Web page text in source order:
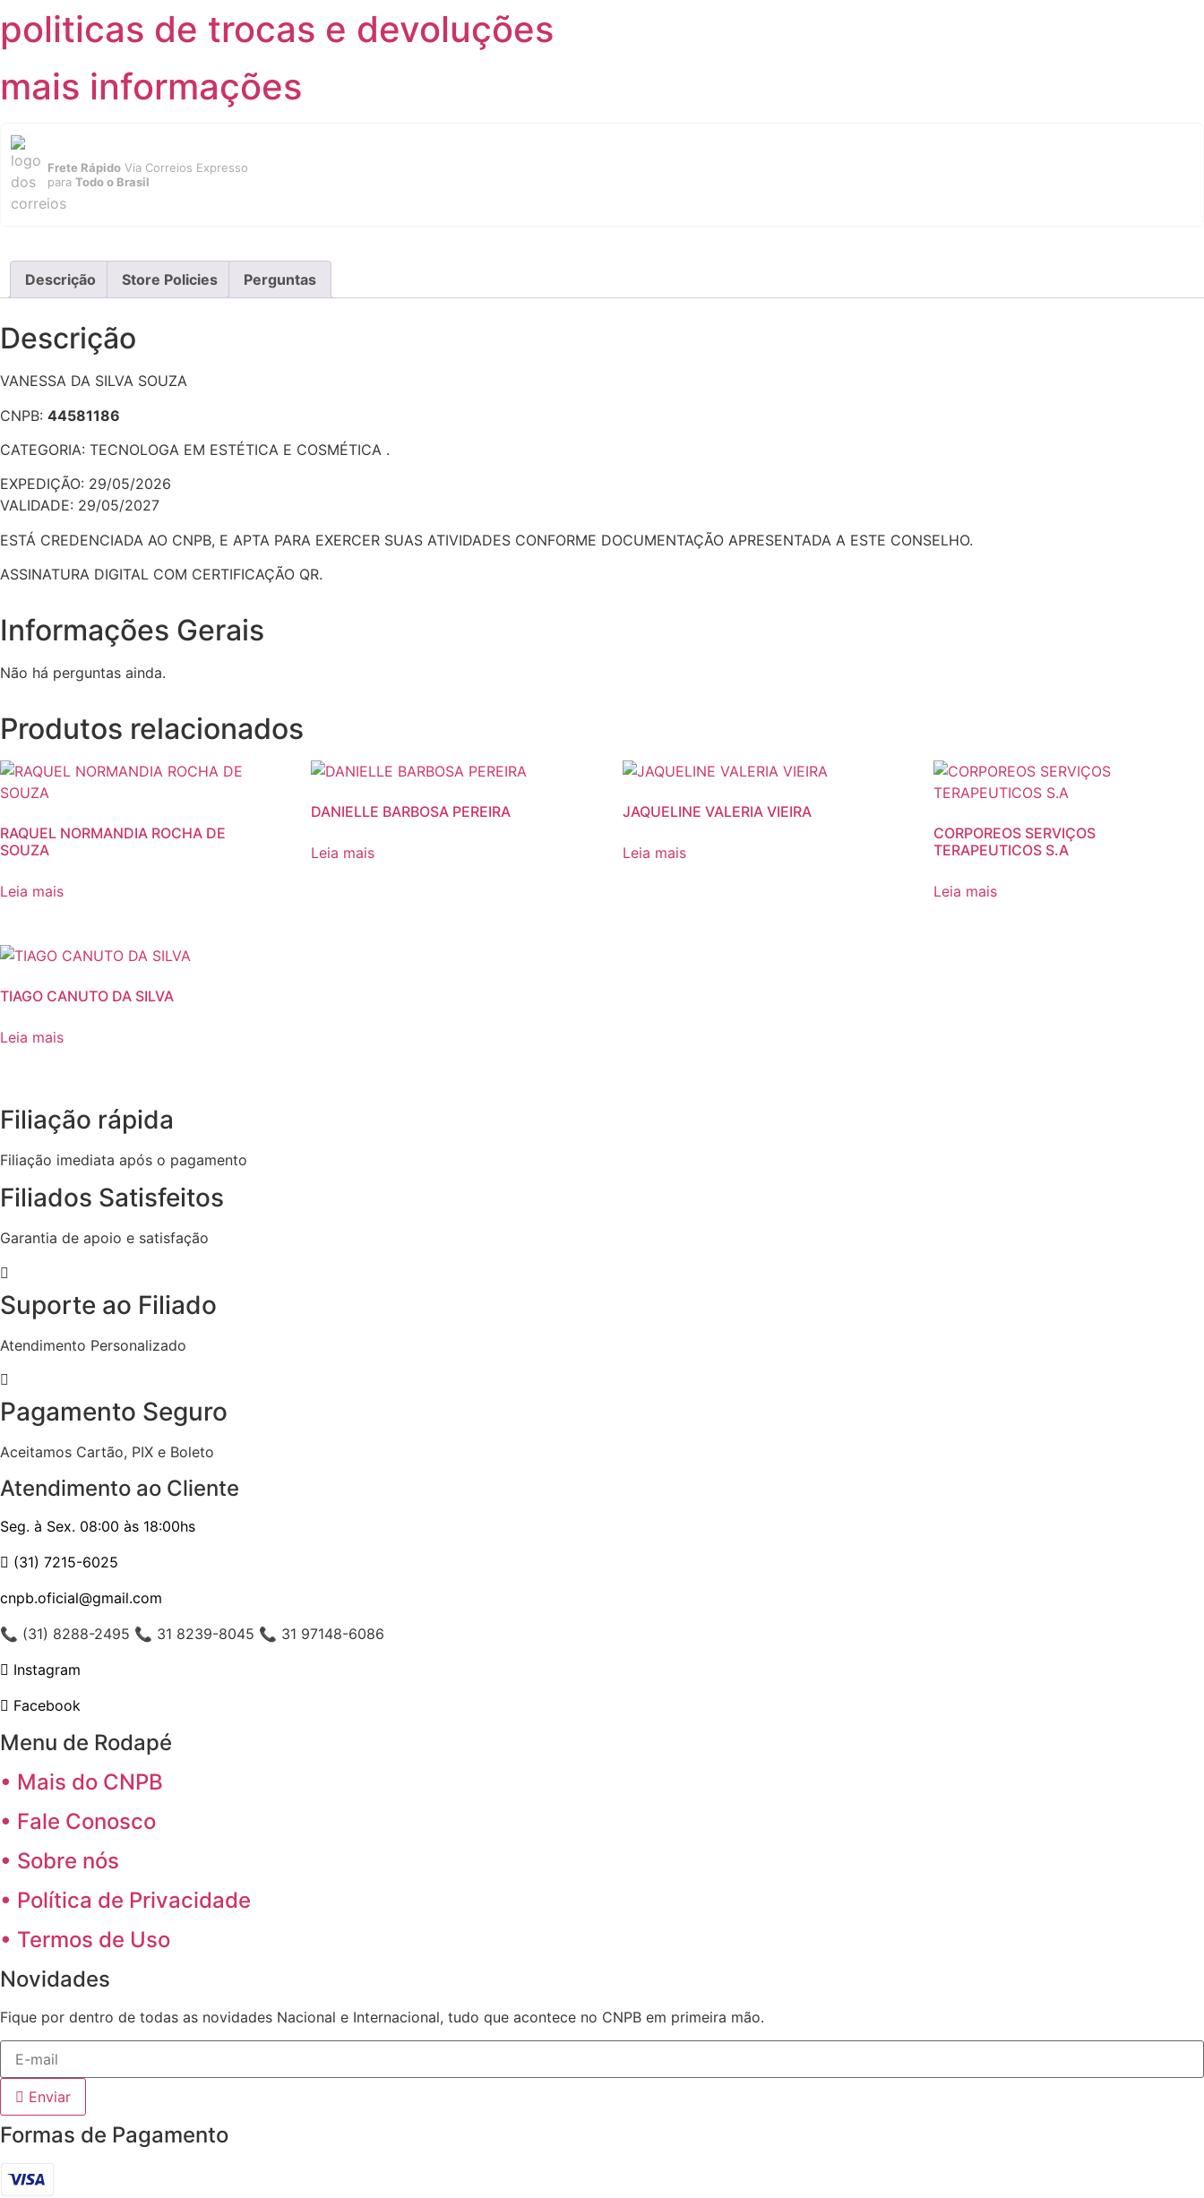
politicas de trocas e devoluções
mais informações
Frete Rápido Via Correios Expresso
para Todo o Brasil
Descrição Store Policies Perguntas
Descrição
VANESSA DA SILVA SOUZA
CNPB: 44581186
CATEGORIA: TECNOLOGA EM ESTÉTICA E COSMÉTICA .
EXPEDIÇÃO: 29/05/2026
VALIDADE: 29/05/2027
ESTÁ CREDENCIADA AO CNPB, E APTA PARA EXERCER SUAS ATIVIDADES CONFORME DOCUMENTAÇÃO APRESENTADA A ESTE CONSELHO.
ASSINATURA DIGITAL COM CERTIFICAÇÃO QR.
Informações Gerais
Não há perguntas ainda.
Produtos relacionados
RAQUEL NORMANDIA ROCHA DE
SOUZA
Leia mais
DANIELLE BARBOSA PEREIRA
Leia mais
JAQUELINE VALERIA VIEIRA
Leia mais
CORPOREOS SERVIÇOS
TERAPEUTICOS S.A
Leia mais
TIAGO CANUTO DA SILVA
Leia mais
Filiação rápida
Filiação imediata após o pagamento
Filiados Satisfeitos
Garantia de apoio e satisfação
Suporte ao Filiado
Atendimento Personalizado
Pagamento Seguro
Aceitamos Cartão, PIX e Boleto
Atendimento ao Cliente
Seg. à Sex. 08:00 às 18:00hs
(31) 7215-6025
cnpb.oficial@gmail.com
📞 (31) 8288-2495 📞 31 8239-8045 📞 31 97148-6086
Instagram
Facebook
Menu de Rodapé
• Mais do CNPB
• Fale Conosco
• Sobre nós
• Política de Privacidade
• Termos de Uso
Novidades
Fique por dentro de todas as novidades Nacional e Internacional, tudo que acontece no CNPB em primeira mão.
Enviar
Formas de Pagamento